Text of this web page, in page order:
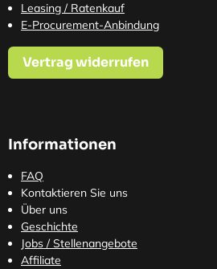
Leasing / Ratenkauf
E-Procurement-Anbindung
Vertrag widerrufen
Informationen
FAQ
Kontaktieren Sie uns
Über uns
Geschichte
Jobs / Stellenangebote
Affiliate